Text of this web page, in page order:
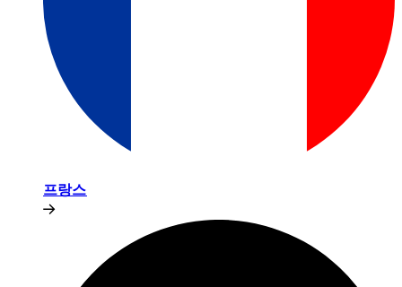
프랑스​​